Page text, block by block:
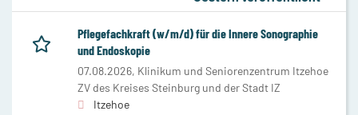
Pflegefachkraft (w/m/d) für die Innere Sonographie
und Endoskopie
07.08.2026, Klinikum und Seniorenzentrum Itzehoe
ZV des Kreises Steinburg und der Stadt IZ
Itzehoe